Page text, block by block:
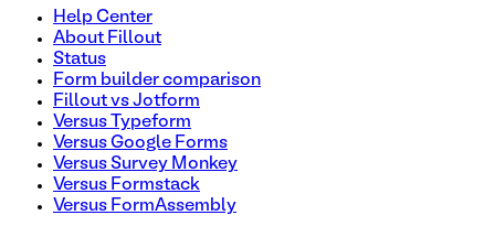
Help Center
About Fillout
Status
Form builder comparison
Fillout vs Jotform
Versus Typeform
Versus Google Forms
Versus Survey Monkey
Versus Formstack
Versus FormAssembly